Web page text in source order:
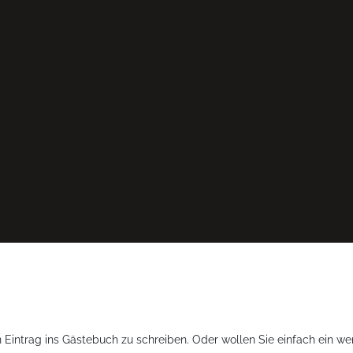
ins Gästebuch zu schreiben. Oder wollen Sie einfach ein